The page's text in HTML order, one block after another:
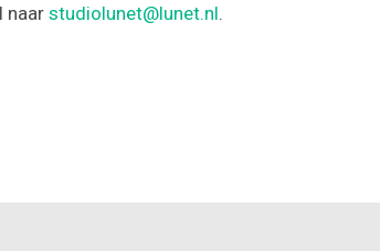
naar studiolunet@lunet.nl.